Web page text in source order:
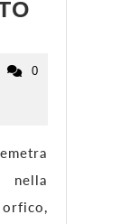
0
nella